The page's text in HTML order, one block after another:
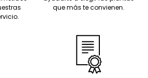
que más te convienen.